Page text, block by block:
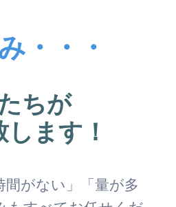
・・・
ちが
ます！
間がない」「量が多